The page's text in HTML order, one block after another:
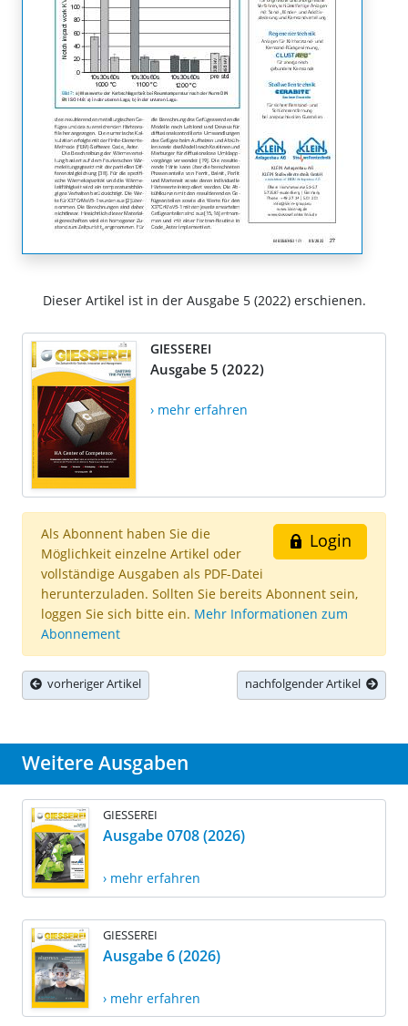
Dieser Artikel ist in der Ausgabe 5 (2022) erschienen.
GIESSEREI
Ausgabe 5 (2022)
› mehr erfahren
Login
Als Abonnent haben Sie die
Möglichkeit einzelne Artikel oder
vollständige Ausgaben als PDF-Datei
herunterzuladen. Sollten Sie bereits Abonnent sein,
loggen Sie sich bitte ein. Mehr Informationen zum
Abonnement
vorheriger Artikel nachfolgender Artikel
Weitere Ausgaben
GIESSEREI
Ausgabe 0708 (2026)
› mehr erfahren
GIESSEREI
Ausgabe 6 (2026)
› mehr erfahren